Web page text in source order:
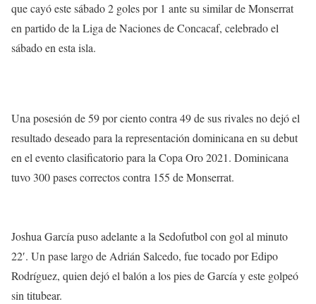
que cayó este sábado 2 goles por 1 ante su similar de Monserrat
en partido de la Liga de Naciones de Concacaf, celebrado el
sábado en esta isla.
Una posesión de 59 por ciento contra 49 de sus rivales no dejó el
resultado deseado para la representación dominicana en su debut
en el evento clasificatorio para la Copa Oro 2021. Dominicana
tuvo 300 pases correctos contra 155 de Monserrat.
Joshua García puso adelante a la Sedofutbol con gol al minuto
22′. Un pase largo de Adrián Salcedo, fue tocado por Edipo
Rodríguez, quien dejó el balón a los pies de García y este golpeó
sin titubear.